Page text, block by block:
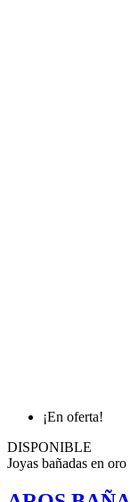
¡En oferta!
DISPONIBLE
Joyas bañadas en oro